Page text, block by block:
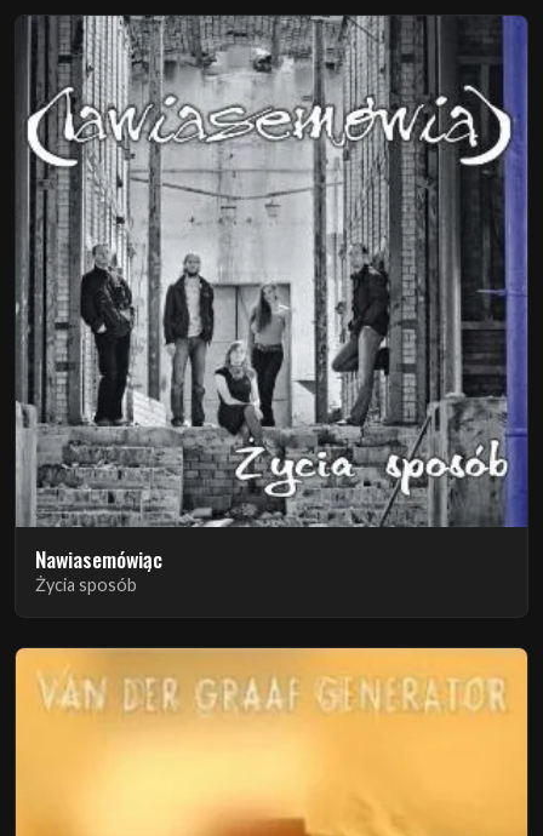
Nawiasemówiąc
Życia sposób